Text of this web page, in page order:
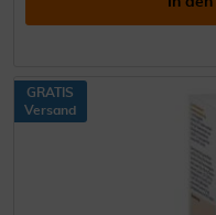
GRATIS
Versand